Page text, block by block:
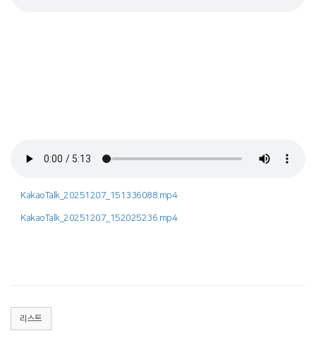
KakaoTalk_20251207_151336088.mp4
KakaoTalk_20251207_152025236.mp4
리스트